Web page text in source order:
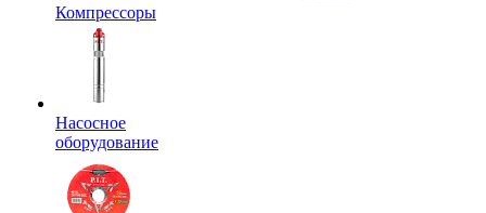
Компрессоры
Насосное
оборудование